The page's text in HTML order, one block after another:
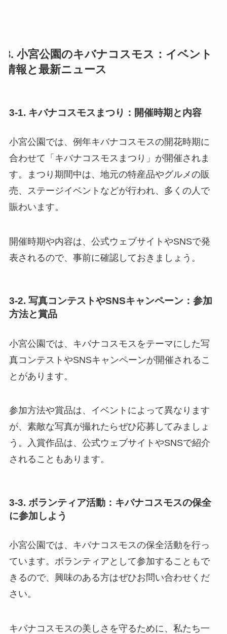
3. 小宮公園のキバナコスモス：イベント
情報と最新ニュース
3-1. キバナコスモスまつり：開催時期と内容
小宮公園では、例年キバナコスモスの開花時期に
合わせて「キバナコスモスまつり」が開催されま
す。まつり期間中は、地元の特産品やグルメの販
売、ステージイベントなどが行われ、多くの人で
賑わいます。
開催時期や内容は、公式ウェブサイトやSNSで発
表されるので、事前に確認しておきましょう。
3-2. 写真コンテストやSNSキャンペーン：参加
方法と賞品
小宮公園では、キバナコスモスをテーマにした写
真コンテストやSNSキャンペーンが開催されるこ
とがあります。
参加方法や賞品は、イベントによって異なります
が、素敵な写真が撮れたらぜひ応募してみましょ
う。入賞作品は、公式ウェブサイトやSNSで紹介
されることもあります。
3-3. ボランティア活動：キバナコスモスの保全
に参加しよう
小宮公園では、キバナコスモスの保全活動を行っ
ています。ボランティアとして参加することもで
きるので、興味のある方はぜひお問い合わせくだ
さい。
キバナコスモスの美しさを守るために、私たち一